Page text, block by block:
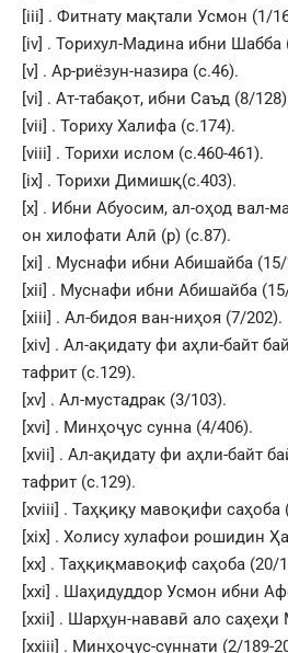
[iii] . Фитнату мақтали Усмон (1/
[iv] . Торихул-Мадина ибни Шабба
[v] . Ар-риёзун-назира (с.46).
[vi] . Ат-табақот, ибни Саъд (8/
[vii] . Ториху Халифа (с.174).
[viii] . Торихи ислом (с.460-461).
[ix] . Торихи Димишқ(с.403).
[x] . Ибни Абуосим, ал-оҳод вал-
он хилофати Алӣ (р) (с.87).
[xi] . Муснафи ибни Абишайба (15/
[xii] . Муснафи ибни Абишайба
[xiii] . Ал-бидоя ван-ниҳоя (7/202).
[xiv] . Ал-ақидату фи аҳли-байт
тафрит (с.129).
[xv] . Ал-мустадрак (3/103).
[xvi] . Минҳоҷус сунна (4/406).
[xvii] . Ал-ақидату фи аҳли-байт
тафрит (с.129).
[xviii] . Таҳқиқу мавоқифи саҳоба
[xix] . Холису хулафои рошидин
[xx] . Таҳқиқмавоқиф саҳоба (20/
[xxi] . Шаҳидуддор Усмон ибни
[xxii] . Шарҳун-нававӣ ало саҳеҳи
[xxiii] . Минҳоҷус-суннати (2/189-